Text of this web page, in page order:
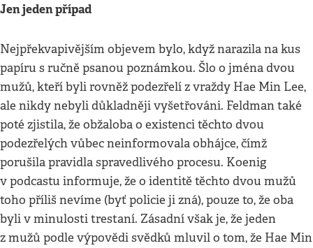
Jen jeden případ
Nejpřekvapivějším objevem bylo, když narazila na kus
papíru s ručně psanou poznámkou. Šlo o jména dvou
mužů, kteří byli rovněž podezřelí z vraždy Hae Min Lee,
ale nikdy nebyli důkladněji vyšetřováni. Feldman také
poté zjistila, že obžaloba o existenci těchto dvou
podezřelých vůbec neinformovala obhájce, čímž
porušila pravidla spravedlivého procesu. Koenig
v podcastu informuje, že o identitě těchto dvou mužů
toho příliš nevíme (byť policie ji zná), pouze to, že oba
byli v minulosti trestaní. Zásadní však je, že jeden
z mužů podle výpovědi svědků mluvil o tom, že Hae Min